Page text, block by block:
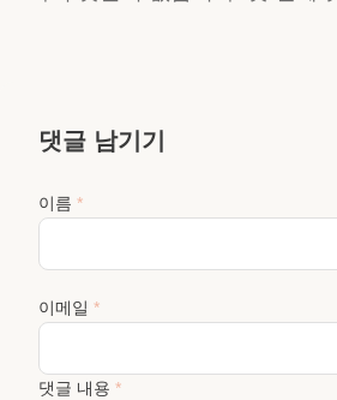
댓글 남기기
이름 *
이메일 *
댓글 내용 *